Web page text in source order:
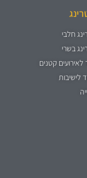
חלבי
בשרי
לאירועים קטנים
לישיבות